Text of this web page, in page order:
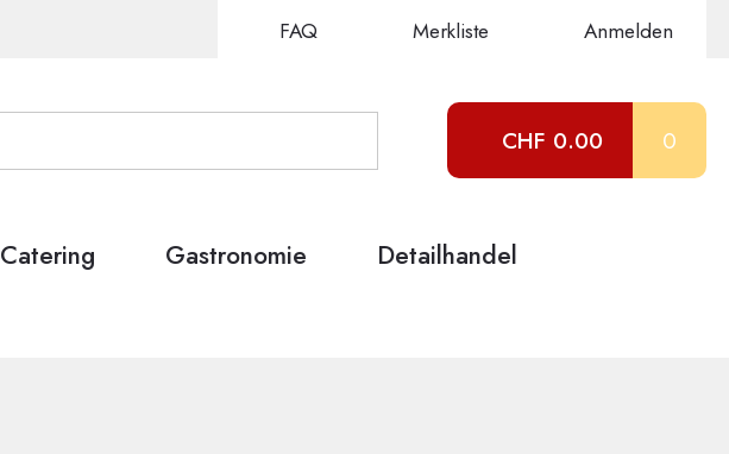
FAQ Merkliste Anmelden
CHF 0.00 0
Catering Gastronomie
Detailhandel